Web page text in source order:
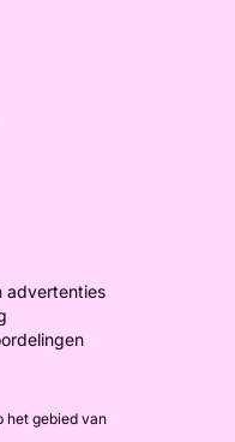
advertenties
het gebied van